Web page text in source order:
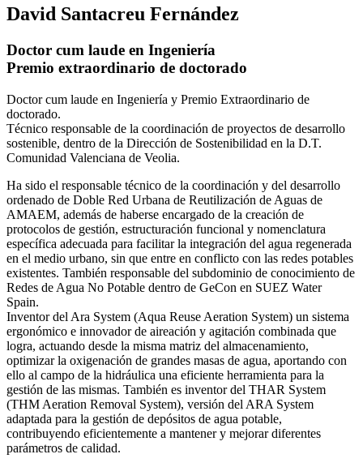
David Santacreu Fernández
Doctor cum laude en Ingeniería
Premio extraordinario de doctorado
Doctor cum laude en Ingeniería y Premio Extraordinario de
doctorado.
Técnico responsable de la coordinación de proyectos de desarrollo
sostenible, dentro de la Dirección de Sostenibilidad en la D.T.
Comunidad Valenciana de Veolia.
Ha sido el responsable técnico de la coordinación y del desarrollo
ordenado de Doble Red Urbana de Reutilización de Aguas de
AMAEM, además de haberse encargado de la creación de
protocolos de gestión, estructuración funcional y nomenclatura
específica adecuada para facilitar la integración del agua regenerada
en el medio urbano, sin que entre en conflicto con las redes potables
existentes. También responsable del subdominio de conocimiento de
Redes de Agua No Potable dentro de GeCon en SUEZ Water
Spain.
Inventor del Ara System (Aqua Reuse Aeration System) un sistema
ergonómico e innovador de aireación y agitación combinada que
logra, actuando desde la misma matriz del almacenamiento,
optimizar la oxigenación de grandes masas de agua, aportando con
ello al campo de la hidráulica una eficiente herramienta para la
gestión de las mismas. También es inventor del THAR System
(THM Aeration Removal System), versión del ARA System
adaptada para la gestión de depósitos de agua potable,
contribuyendo eficientemente a mantener y mejorar diferentes
parámetros de calidad.